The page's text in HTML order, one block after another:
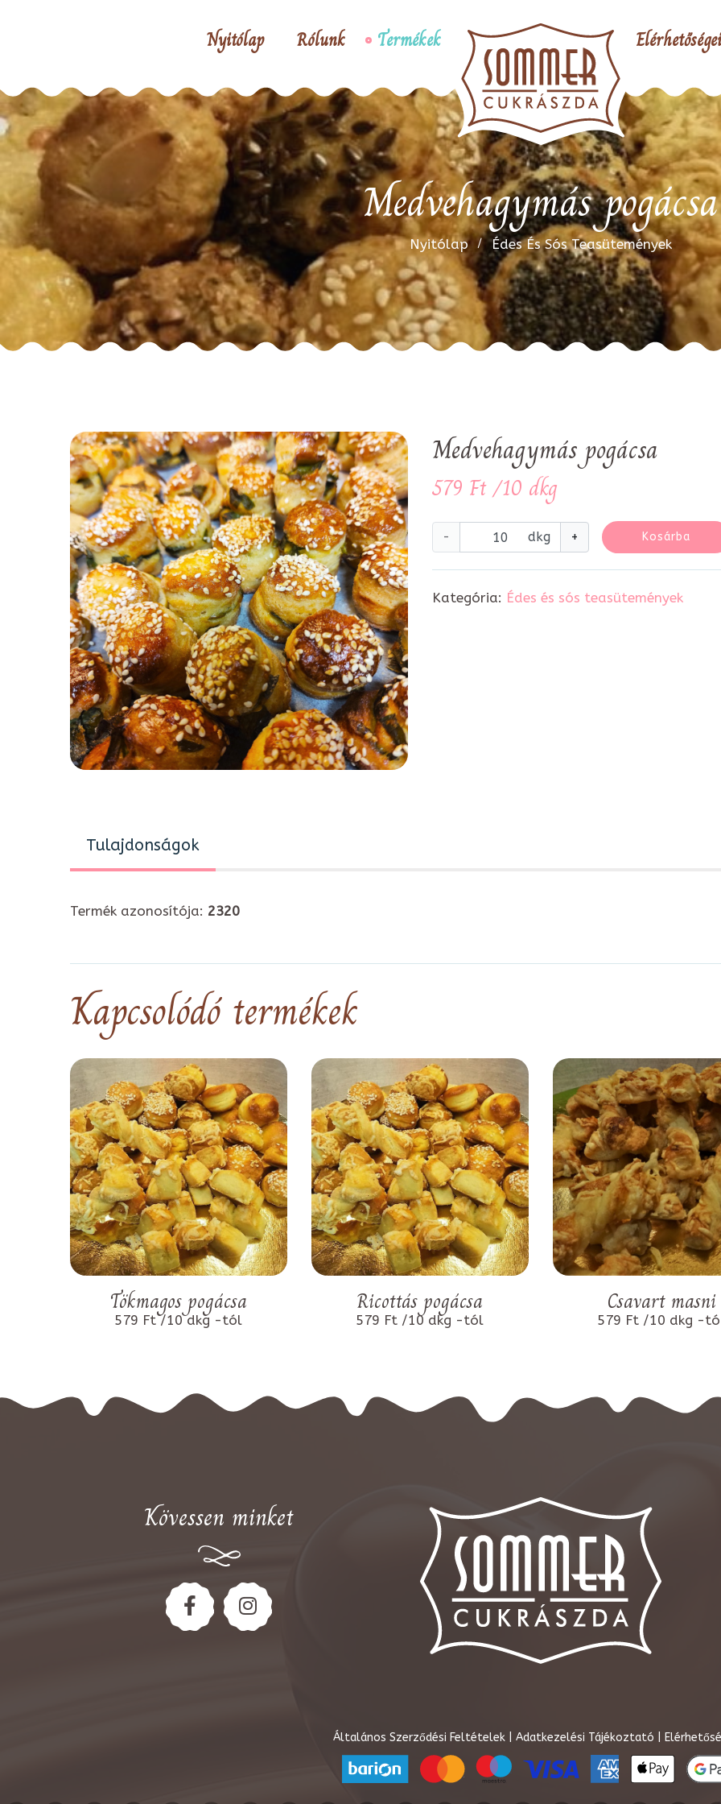
Nyitólap Rólunk Termékek
Medvehagymás pogácsa
Nyitólap Édes És Sós Teasütemények
Medvehagymás pogácsa
579 Ft /10 dkg
- dkg + Kosárba
Kategória: Édes és sós teasütemények
Tulajdonságok
Termék azonosítója: 2320
Kapcsolódó termékek
Tökmagos pogácsa
579 Ft /10 dkg -tól
Ricottás pogácsa
579 Ft /10 dkg -tól
Csavart masni
579 Ft /10 dkg -
Kövessen minket
Általános Szerződési Feltételek Adatkezelési Tájékoztató